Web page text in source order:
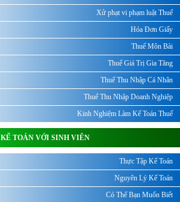
Xử phạt vi phạm luật Thuế
Hóa Đơn Giấy
Thuế Môn Bài
Thuế Giá Trị Gia Tăng
Thuế Thu Nhập Cá Nhân
Thuế Thu Nhập Doanh Nghiệp
Kinh Nghiệm Làm Kế Toán Thuế
KẾ TOÁN VỚI SINH VIÊN
Thực Tập Kế Toán
Nguyên Lý Kế Toán
Có Thể Bạn Muốn Biết